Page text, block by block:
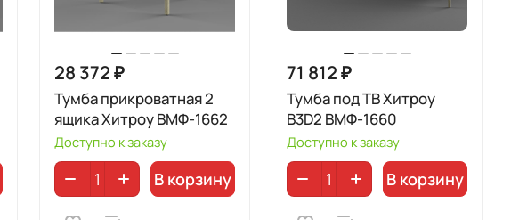
28 372 ₽
Тумба прикроватная 2
ящика Хитроу ВМФ-1662
Доступно к заказу
В корзину
71 812 ₽
Тумба под ТВ Хитроу
В3D2 ВМФ-1660
Доступно к заказу
В корзину